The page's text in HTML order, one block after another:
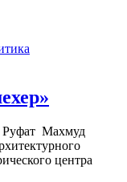
Руфат Махмуд
центра